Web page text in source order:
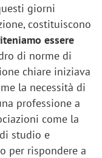
giorni
costituiscono
essere
di norme di
chiare iniziava
la necessità di
professione a
come la
studio e
per rispondere a